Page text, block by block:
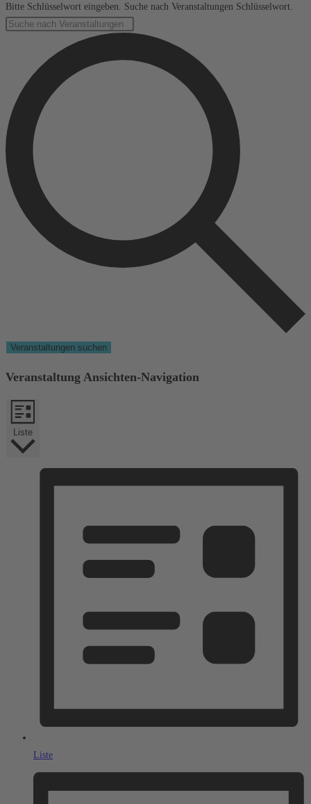
Bitte Schlüsselwort eingeben. Suche nach Veranstaltungen Schlüsselwort.
Veranstaltungen suchen
Veranstaltung Ansichten-Navigation
Liste
Liste